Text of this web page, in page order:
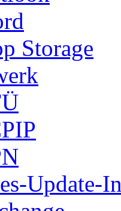
Storage
Update-